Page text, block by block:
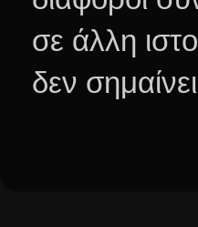
σε άλλη
δεν